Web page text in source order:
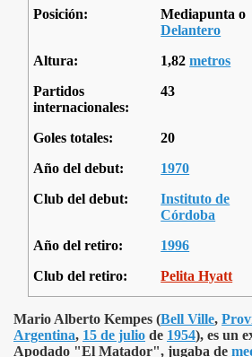
Posición:
Mediapunta o
Delantero
Altura:
1,82metros
Partidos
internacionales:
43
Goles totales:
20
Año del debut:
1970
Club del debut:
Instituto de
Córdoba
Año del retiro:
1996
Club del retiro:
Pelita Hyatt
Mario Alberto Kempes (Bell Ville,
Argentina, 15 de julio de 1954), es un
Apodado "El Matador", jugaba de